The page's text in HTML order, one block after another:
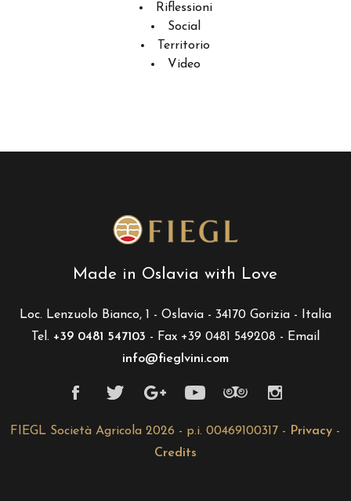
Riflessioni
Social
Territorio
Video
Made in Oslavia with Love
Loc. Lenzuolo Bianco, 1 - Oslavia - 34170 Gorizia - Italia
Tel. +39 0481 547103 - Fax +39 0481 549208 - Email
info@fieglvini.com
FIEGL Società Agricola 2026 - p.i. 00469100317 - Privacy -
Credits